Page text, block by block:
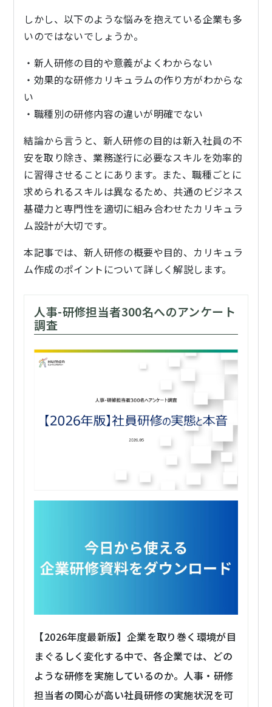
しかし、以下のような悩みを抱えている企業も多
いのではないでしょうか。
・新人研修の目的や意義がよくわからない
・効果的な研修カリキュラムの作り方がわからな
い
・職種別の研修内容の違いが明確でない
結論から言うと、新人研修の目的は新入社員の不
安を取り除き、業務遂行に必要なスキルを効率的
に習得させることにあります。また、職種ごとに
求められるスキルは異なるため、共通のビジネス
基礎力と専門性を適切に組み合わせたカリキュラ
ム設計が大切です。
本記事では、新人研修の概要や目的、カリキュラ
ム作成のポイントについて詳しく解説します。
人事-研修担当者300名へのアンケート
調査
【2026年度最新版】企業を取り巻く環境が目
まぐるしく変化する中で、各企業では、どの
ような研修を実施しているのか。人事・研修
担当者の関心が高い社員研修の実施状況を可